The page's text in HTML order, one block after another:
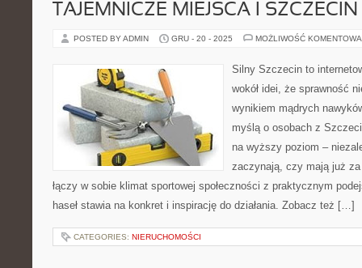
TAJEMNICZE MIEJSCA I SZCZECIN
POSTED BY ADMIN GRU - 20 - 2025 MOŻLIWOŚĆ
Silny Szczecin to
wokół idei, że sprawność
wynikiem mądrych
myślą o osobach z
na wyższy poziom –
zaczynają, czy mają już
łączy w sobie klimat sportowej społeczności z praktycznym
haseł stawia na konkret i inspirację do działania. Zobacz też […]
CATEGORIES: NIERUCHOMOŚCI